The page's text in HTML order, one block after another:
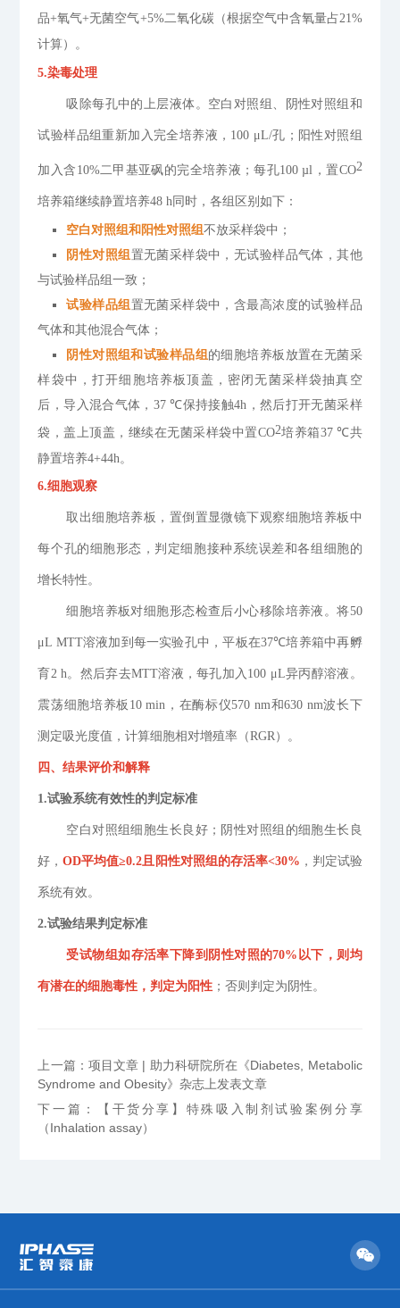
品+氧气+无菌空气+5%二氧化碳（根据空气中含氧量占21%
计算）。
5.染毒处理
吸除每孔中的上层液体。空白对照组、阴性对照组和
试验样品组重新加入完全培养液， 100 μL/孔；阳性对照组
加入含 10%二甲基亚砜的完全培养液；每孔100 µl ，置CO2
培养箱继续静置培养48 h 同时，各组区别如下：
空白对照组和阳性对照组不放采样袋中；
阴性对照组置无菌采样袋中，无试验样品气体，其他
与试验样品组一致；
试验样品组置无菌采样袋中，含最高浓度的试验样品
气体和其他混合气体 ；
阴性对照组和试验样品组的细胞培养板放置在无菌采
样袋中，打开细胞培养板顶盖，密闭无菌采样袋抽真空
后，导入混合气体， 37 ℃保持接触4h ，然后打开无菌采样
袋，盖上顶盖，继续在无菌采样袋中置CO2培养箱37 ℃共
静置培养4+44h 。
6.细胞观察
取出细胞培养板，置倒置显微镜下观察细胞培养板中
每个孔的细胞形态， 判定细胞接种系统误差和各组细胞的
增长特性。
细胞培养板对细胞形态检查后小心移除培养液。将50
μL MTT溶液加到每一实验孔中，平板在37℃培养箱中再孵
育2 h 。然后弃去MTT溶液，每孔加入 100 μL异丙醇溶液。
震荡细胞培养板 10 min ，在酶标仪570 nm和630 nm波长下
测定吸光度值，计算细胞相对增殖率（RGR ） 。
四、结果评价和解释
1.试验系统有效性的判定标准
空白对照组细胞生长良好；阴性对照组的细胞生长良
好，OD平均值≥0.2 且阳性对照组的存活率<30% ，判定试验
系统有效。
2.试验结果判定标准
受试物组如存活率下降到阴性对照的70% 以下，则均
有潜在的细胞毒性，判定为阳性 ；否则判定为阴性。
上一篇：项目文章 | 助力科研院所在《Diabetes, Metabolic
Syndrome and Obesity》杂志上发表文章
下一篇：【干货分享】特殊吸入制剂试验案例分享
（Inhalation assay）